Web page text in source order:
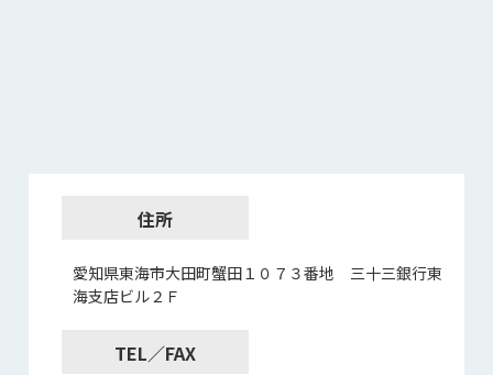
住所
愛知県東海市大田町蟹田１０７３番地 三十三銀行東
海支店ビル２Ｆ
TEL／FAX